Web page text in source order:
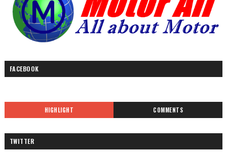
FACEBOOK
HIGHLIGHT COMMENTS
TWITTER